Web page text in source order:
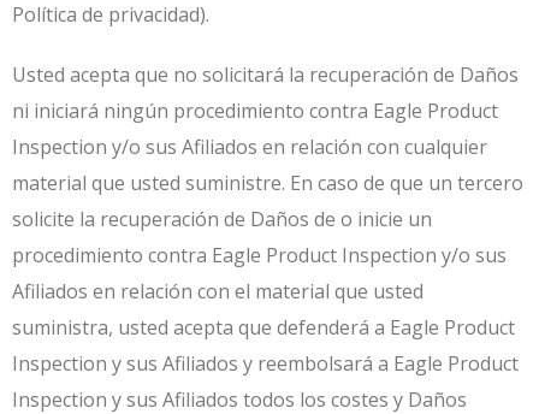
Política de privacidad).
Usted acepta que no solicitará la recuperación de Daños
ni iniciará ningún procedimiento contra Eagle Product
Inspection y/o sus Afiliados en relación con cualquier
material que usted suministre. En caso de que un tercero
solicite la recuperación de Daños de o inicie un
procedimiento contra Eagle Product Inspection y/o sus
Afiliados en relación con el material que usted
suministra, usted acepta que defenderá a Eagle Product
Inspection y sus Afiliados y reembolsará a Eagle Product
Inspection y sus Afiliados todos los costes y Daños